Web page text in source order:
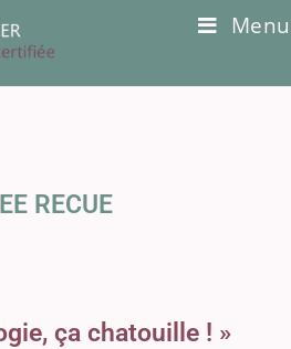
Menu
RECUE
ça chatouille ! »